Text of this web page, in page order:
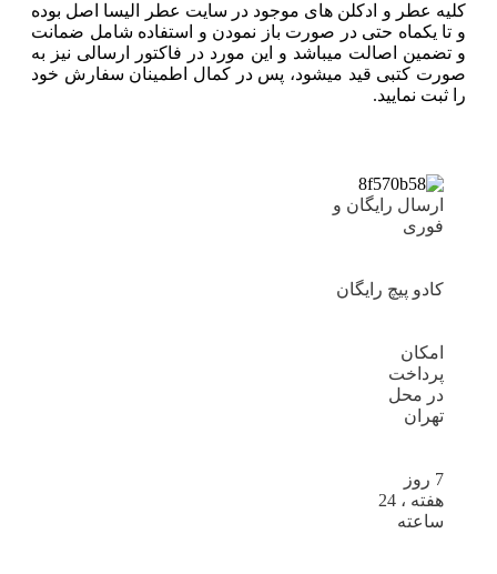
کلیه عطر و ادکلن های موجود در سایت عطر الیسا اصل بوده
و تا یکماه حتی در صورت باز نمودن و استفاده شامل ضمانت
و تضمین اصالت میباشد و این مورد در فاکتور ارسالی نیز به
صورت کتبی قید میشود، پس در کمال اطمینان سفارش خود
را ثبت نمایید.
ارسال رایگان و
فوری
کادو پیچ رایگان
امکان
پرداخت
در محل
تهران
7 روز
هفته ، 24
ساعته